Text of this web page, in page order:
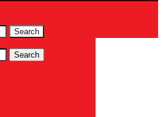
Search
Search